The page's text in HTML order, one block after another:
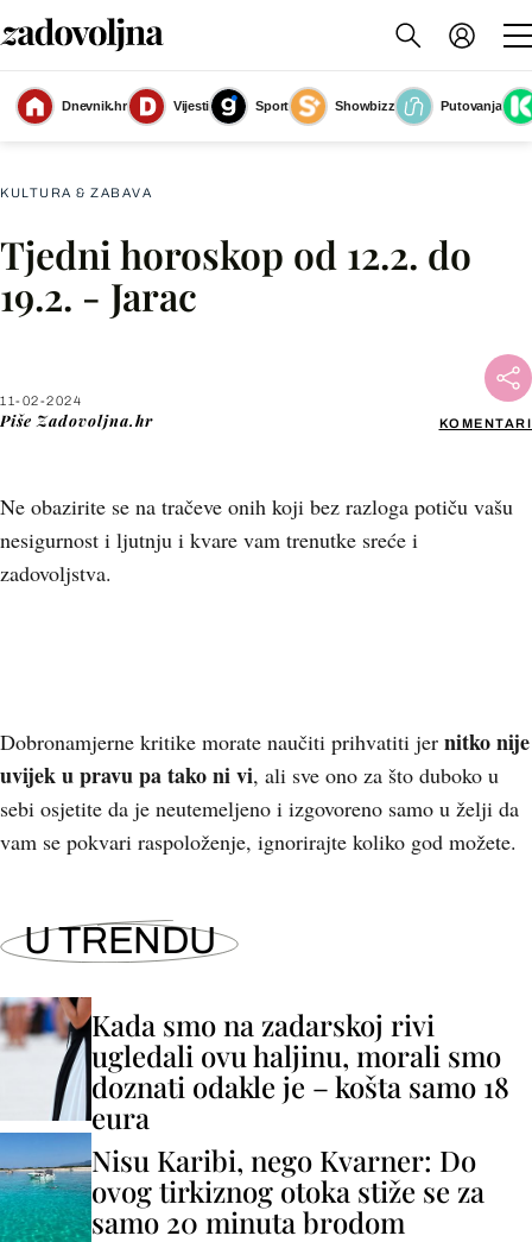
Dnevnik.hr Vijesti Sport Showbizz
Putovanja
Tjedni horoskop za veljaču
(Foto: Zadovoljna.hr)
KULTURA & ZABAVA
Tjedni horoskop od 12.2. do
19.2. - Jarac
11-02-2024
Piše Zadovoljna.hr KOMENTARI
Ne obazirite se na tračeve onih koji bez razloga potiču vašu
nesigurnost i ljutnju i kvare vam trenutke sreće i
zadovoljstva.
Facebook
Dobronamjerne kritike morate naučiti prihvatiti jer nitko nije
uvijek u pravu pa tako ni vi, ali sve ono za što duboko u
sebi osjetite da je neutemeljeno i izgovoreno samo u želji da
vam se pokvari raspoloženje, ignorirajte koliko god možete.
U TRENDU
Kada smo na zadarskoj rivi
ugledali ovu haljinu, morali smo
doznati odakle je – košta samo 18
eura
Nisu Karibi, nego Kvarner: Do
ovog tirkiznog otoka stiže se za
samo 20 minuta brodom